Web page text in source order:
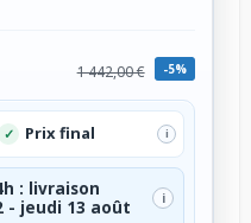
1 442,00 € -5%
✓ Prix final i
: livraison
- jeudi 13 août
i